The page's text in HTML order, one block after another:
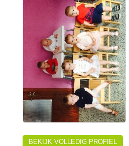
BEKIJK VOLLEDIG PROFIEL